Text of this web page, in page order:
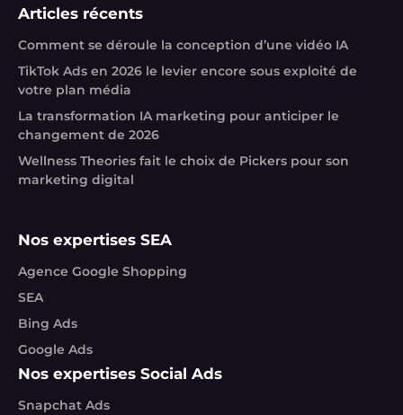
Articles récents
Comment se déroule la conception d’une vidéo IA
TikTok Ads en 2026 le levier encore sous exploité de
votre plan média
La transformation IA marketing pour anticiper le
changement de 2026
Wellness Theories fait le choix de Pickers pour son
marketing digital
Nos expertises SEA
Agence Google Shopping
SEA
Bing Ads
Google Ads
Nos expertises Social Ads
Snapchat Ads